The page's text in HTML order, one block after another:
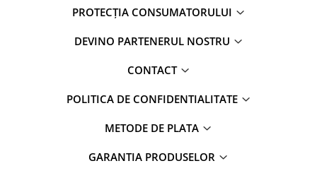
PROTECȚIA CONSUMATORULUI
DEVINO PARTENERUL NOSTRU
CONTACT
POLITICA DE CONFIDENTIALITATE
METODE DE PLATA
GARANTIA PRODUSELOR